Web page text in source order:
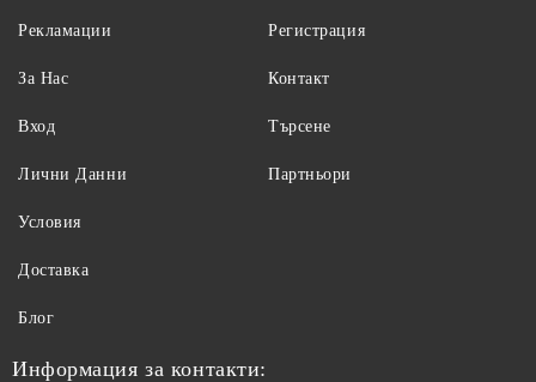
Рекламации
За Нас
Вход
Регистрация
Контакт
Търсене
Лични Данни
Условия
Доставка
Блог
Партньори
Информация за контакти: